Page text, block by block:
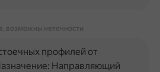
возможны неточности
профилей от
Направляющий